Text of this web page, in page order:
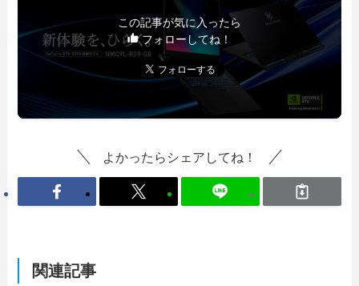
この記事が気に入ったら
フォローしてね！
よかったらシェアしてね！
関連記事